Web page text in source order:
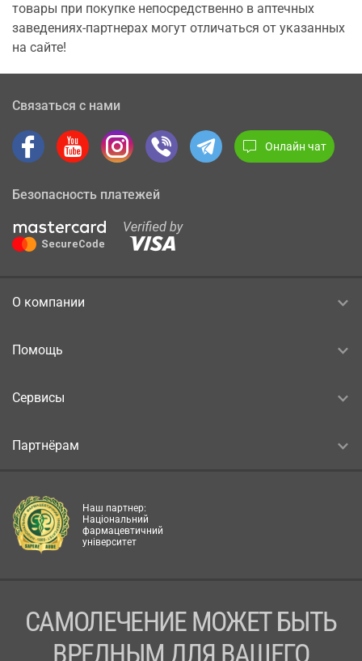
товары при покупке непосредственно в аптечных
заведениях-партнерах могут отличаться от указанных
на сайте!
Связаться с нами
Онлайн чат
Безопасность платежей
О компании
Помощь
Сервисы
Партнёрам
Наш партнер:
Національний
фармацевтичний
університет
САМОЛЕЧЕНИЕ МОЖЕТ БЫТЬ
ВРЕДНЫМ ДЛЯ ВАШЕГО